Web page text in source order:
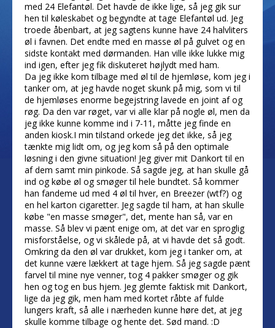
med 24 Elefantøl. Det havde de ikke lige, så jeg gik sur
hen til køleskabet og begyndte at tage Elefantøl ud. Jeg
troede åbenbart, at jeg sagtens kunne have 24 halvliters
øl i favnen. Det endte med en masse øl på gulvet og en
sidste kontakt med dørmanden. Han ville ikke lukke mig
ind igen, efter jeg fik diskuteret højlydt med ham.
Da jeg ikke kom tilbage med øl til de hjemløse, kom jeg i
tanker om, at jeg havde noget skunk på mig, som vi til
de hjemløses enorme begejstring lavede en joint af og
røg. Da den var røget, var vi alle klar på nogle øl, men da
jeg ikke kunne komme ind i 7-11, måtte jeg finde en
anden kiosk.I min tilstand orkede jeg det ikke, så jeg
tænkte mig lidt om, og jeg kom så på den optimale
løsning i den givne situation! Jeg giver mit Dankort til en
af dem samt min pinkode. Så sagde jeg, at han skulle gå
ind og købe øl og smøger til hele bundtet. Så kommer
han fandeme ud med 4 øl til hver, en Breezer (wtf?) og
en hel karton cigaretter. Jeg sagde til ham, at han skulle
købe "en masse smøger", det, mente han så, var en
masse. Så blev vi pænt enige om, at det var en sproglig
misforståelse, og vi skålede på, at vi havde det så godt.
Omkring da den øl var drukket, kom jeg i tanker om, at
det kunne være lækkert at tage hjem. Så jeg sagde pænt
farvel til mine nye venner, tog 4 pakker smøger og gik
hen og tog en bus hjem. Jeg glemte faktisk mit Dankort,
lige da jeg gik, men ham med kortet råbte af fulde
lungers kraft, så alle i nærheden kunne høre det, at jeg
skulle komme tilbage og hente det. Sød mand. :D